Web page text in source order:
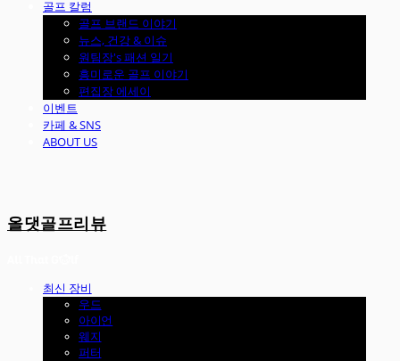
골프 칼럼
골프 브랜드 이야기
뉴스, 건강 & 이슈
원팀장's 패션 일기
흥미로운 골프 이야기
편집장 에세이
이벤트
카페 & SNS
ABOUT US
올댓골프리뷰
최신 장비
우드
아이언
웨지
퍼터